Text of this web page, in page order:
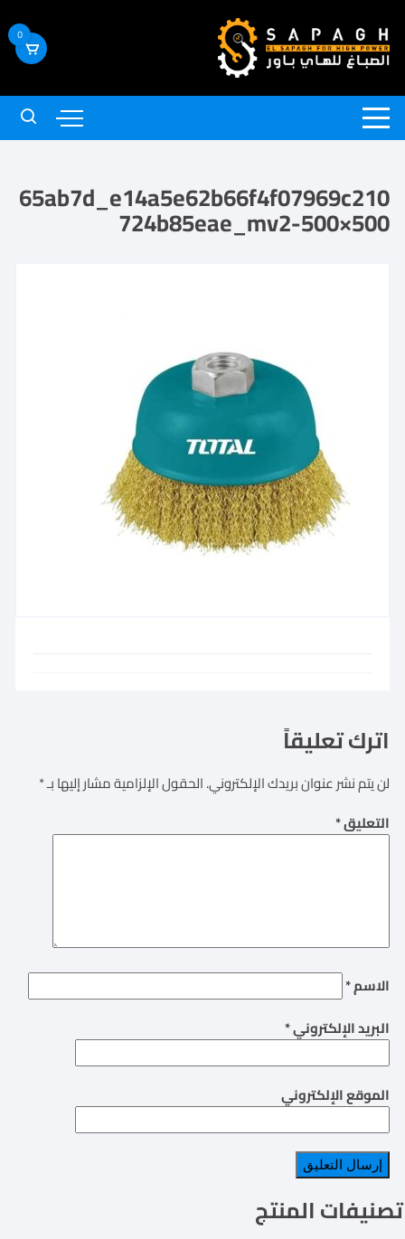
0
65ab7d_e14a5e62b66f4f07969c210
724b85eae_mv2-500×500
اترك تعليقاً
لن يتم نشر عنوان بريدك الإلكتروني.الحقول الإلزامية مشار إليها بـ*
التعليق*
الاسم*
البريد الإلكتروني*
الموقع الإلكتروني
تصنيفات المنتج